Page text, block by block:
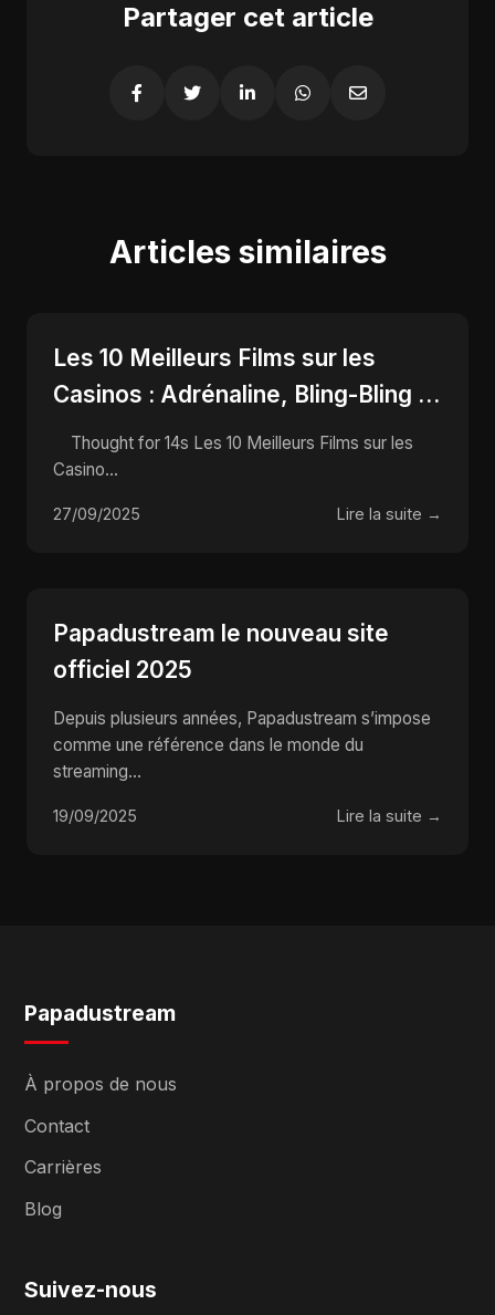
Partager cet article
Articles similaires
Les 10 Meilleurs Films sur les
Casinos : Adrénaline, Bling-Bling et
Tours de Carte qui Font Rêver !
Casino...
27/09/2025 Lire la suite →
Papadustream le nouveau site
officiel 2025
Depuis plusieurs années, Papadustream s’impose
comme une référence dans le monde du
streaming...
19/09/2025 Lire la suite →
Papadustream
À propos de nous
Contact
Carrières
Blog
Suivez-nous